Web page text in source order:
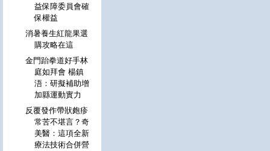
益保障委員會確
保權益
消暑養生紅龍果選
購攻略在這
金門跆拳道好手林
庭如拜會 楊鎮
浯：研擬補助增
加縣運動實力
反覆發作帶狀皰疹
常苦不堪言？奇
美醫：這項全新
療法技術合併營